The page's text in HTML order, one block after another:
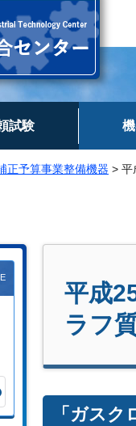
試験
正予算事業整備機器 > 平
平成
ラフ
「ガス